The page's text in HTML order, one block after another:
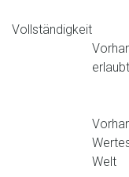
Vollständigkeit
Welt